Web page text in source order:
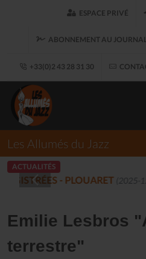
ESPACE PRIVÉ
ABONNEMENT AU
+33(0)2 43 28 31 30
Les Allumés du Jazz
ACTUALITÉS
LES ALLUMÉS
Emilie Lesbros
terrestre"